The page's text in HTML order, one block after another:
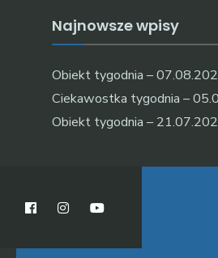
Najnowsze wpisy
Obiekt tygodnia –
Ciekawostka tygodnia –
Obiekt tygodnia –